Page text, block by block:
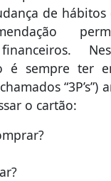
de hábitos
financeiros.
é sempre ter
“3P’s”)
o cartão: